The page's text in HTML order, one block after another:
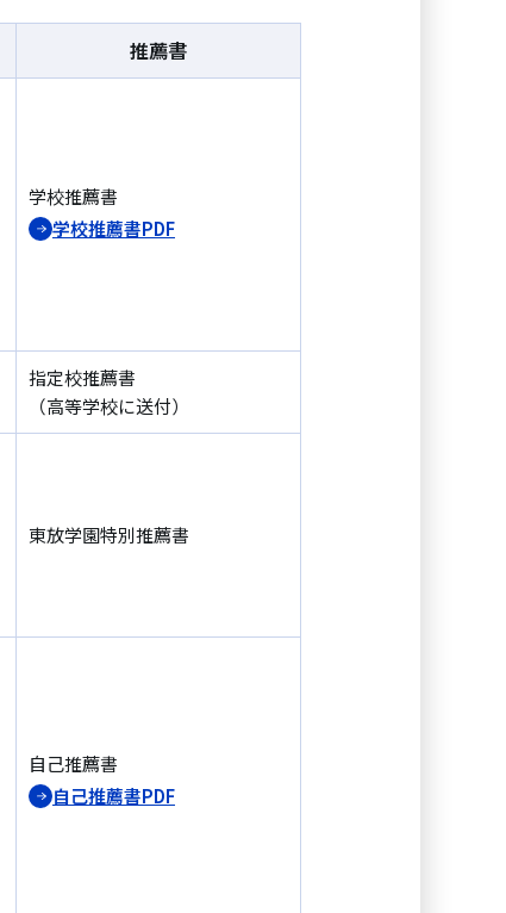
推薦書
学校推薦書
学校推薦書PDF
指定校推薦書
（高等学校に送付）
東放学園特別推薦書
自己推薦書
自己推薦書PDF